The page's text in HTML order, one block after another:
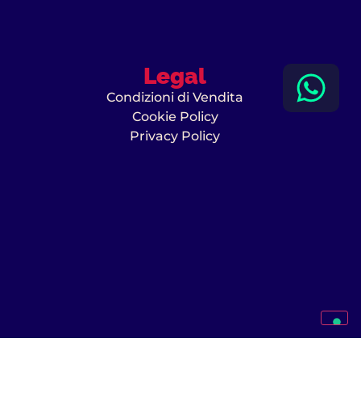
Legal
Condizioni di Vendita
Cookie Policy
Privacy Policy